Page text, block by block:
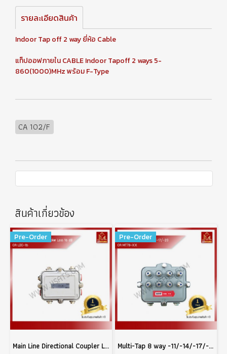
รายละเอียดสินค้า
Indoor Tap off 2 way ยี่ห้อ Cable
แท็ปออฟภายใน CABLE Indoor Tapoff 2 ways 5-
860(1000)MHz พร้อม F-Type
CA 102/F
สินค้าเกี่ยวข้อง
Pre-Order
Main Line Directional Coupler Loss 16 dB บรรจุ 50 ตัว
Pre-Order
Multi-Tap 8 way -11/-14/-17/-20 บรรจุ 50 ตัว